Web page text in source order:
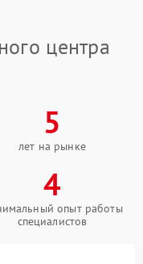
центра
5
лет на рынке
4
опыт работы
специалистов